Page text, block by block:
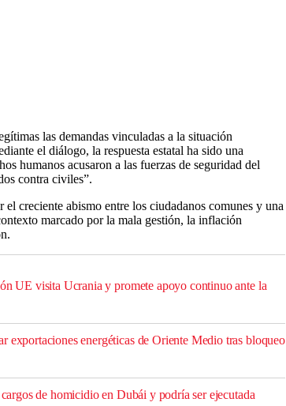
las demandas vinculadas a la situación
el diálogo, la respuesta estatal ha sido una
humanos acusaron a las fuerzas de seguridad del
contra civiles”.
creciente abismo entre los ciudadanos comunes y una
marcado por la mala gestión, la inflación
UE visita Ucrania y promete apoyo continuo ante la
exportaciones energéticas de Oriente Medio tras bloqueo
de homicidio en Dubái y podría ser ejecutada